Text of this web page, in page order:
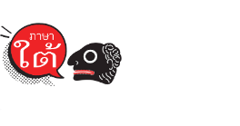
to
content